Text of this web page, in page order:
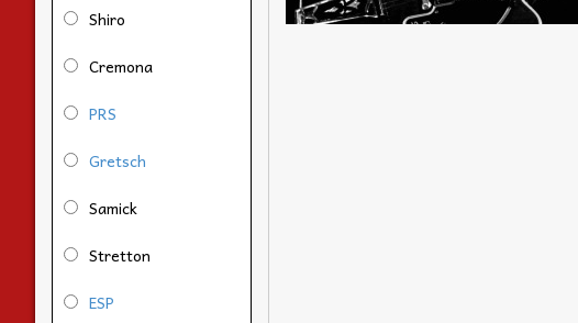
Shiro
Cremona
PRS
Gretsch
Samick
Stretton
ESP